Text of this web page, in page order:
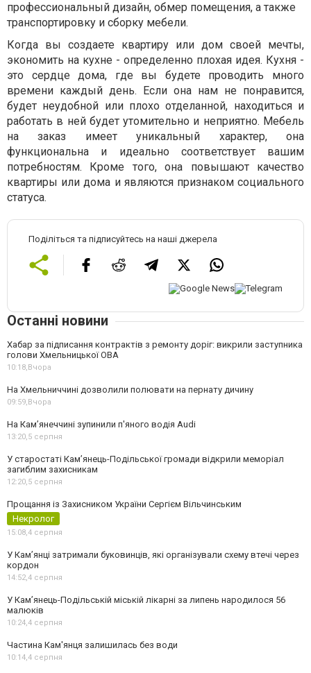
профессиональный дизайн, обмер помещения, а также
транспортировку и сборку мебели.
Когда вы создаете квартиру или дом своей мечты,
экономить на кухне - определенно плохая идея. Кухня -
это сердце дома, где вы будете проводить много
времени каждый день. Если она нам не понравится,
будет неудобной или плохо отделанной, находиться и
работать в ней будет утомительно и неприятно. Мебель
на заказ имеет уникальный характер, она
функциональна и идеально соответствует вашим
потребностям. Кроме того, она повышают качество
квартиры или дома и являются признаком социального
статуса.
Поділіться та підписуйтесь на наші джерела
Останні новини
Хабар за підписання контрактів з ремонту доріг: викрили заступника
голови Хмельницької ОВА
10:18,Вчора
На Хмельниччині дозволили полювати на пернату дичину
09:59,Вчора
На Камʼянеччині зупинили п'яного водія Audi
13:20,5 серпня
У старостаті Кам’янець-Подільської громади відкрили меморіал
загиблим захисникам
12:20,5 серпня
Прощання із Захисником України Сергієм Вільчинським
Некролог
15:08,4 серпня
У Кам’янці затримали буковинців, які організували схему втечі через
кордон
14:52,4 серпня
У Кам’янець-Подільській міській лікарні за липень народилося 56
малюків
10:24,4 серпня
Частина Кам'янця залишилась без води
10:14,4 серпня